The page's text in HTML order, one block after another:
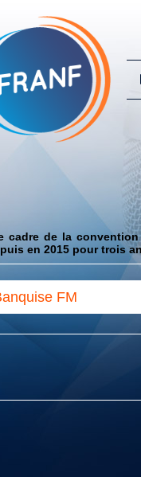
de la convention
en 2015 pour trois
FM